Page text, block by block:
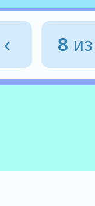
‹ 8